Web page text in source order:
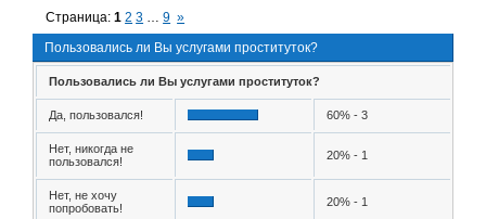
Пользовались ли Вы услугами проституток?
Страница:1 2 3 … 9 »
Пользовались ли Вы услугами проституток?
Да, пользовался! 60% - 3
Нет, никогда не
пользовался!
20% - 1
Нет, не хочу
попробовать!
20% - 1